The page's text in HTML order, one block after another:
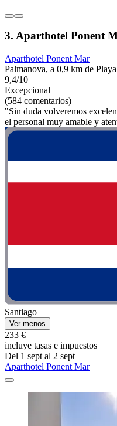
3. Aparthotel Ponent
Aparthotel Ponent Mar
Palmanova, a 0,9 km de
9,4/10
Excepcional
(584 comentarios)
"Sin duda volveremos
el personal muy amable y
Santiago
Ver menos
233 €
incluye tasas e impuestos
Del 1 sept al 2 sept
Aparthotel Ponent Mar